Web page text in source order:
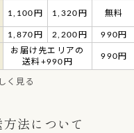
1,100円 1,320円 無料
1,870円 2,200円
990円
お届け先エリアの
送料+990円
990円
く見る
法について